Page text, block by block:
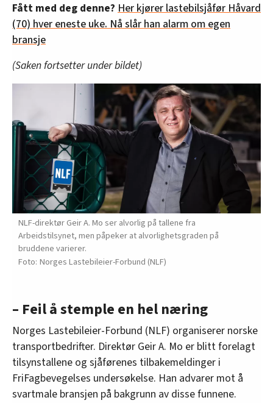
Fått med deg denne? Her kjører lastebilsjåfør Håvard
(70) hver eneste uke. Nå slår han alarm om egen
bransje
(Saken fortsetter under bildet)
NLF-direktør Geir A. Mo ser alvorlig på tallene fra
Arbeidstilsynet, men påpeker at alvorlighetsgraden på
bruddene varierer.
Norges Lastebileier-Forbund (NLF)
– Feil å stemple en hel næring
Norges Lastebileier-Forbund (NLF) organiserer norske
transportbedrifter. Direktør Geir A. Mo er blitt forelagt
tilsynstallene og sjåførenes tilbakemeldinger i
FriFagbevegelses undersøkelse. Han advarer mot å
svartmale bransjen på bakgrunn av disse funnene.